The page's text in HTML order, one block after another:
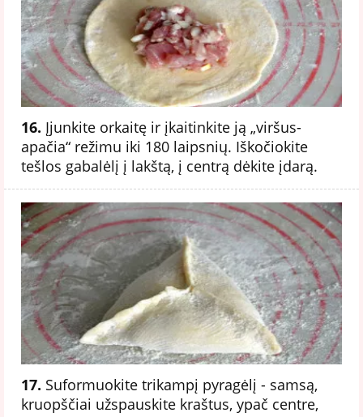
16. Įjunkite orkaitę ir įkaitinkite ją „viršus-
apačia“ režimu iki 180 laipsnių. Iškočiokite
tešlos gabalėlį į lakštą, į centrą dėkite įdarą.
17. Suformuokite trikampį pyragėlį - samsą,
kruopščiai užspauskite kraštus, ypač centre,